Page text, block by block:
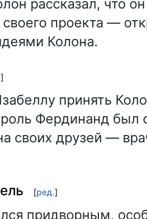
рассказал, что
проекта —
Колона.
]
принять
Фердинанд был
своих друзей —
[ред.]
придворным,